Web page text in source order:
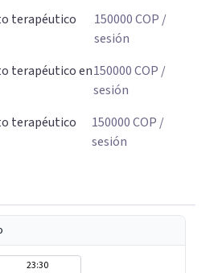
terapéutico
150000COP /
sesión
terapéutico en150000COP /
sesión
terapéutico
150000COP /
sesión
23:30